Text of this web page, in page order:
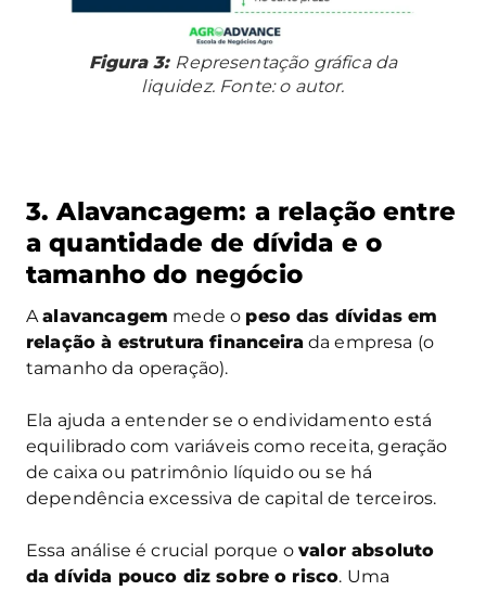
Figura 3: Representação gráfica da
liquidez. Fonte: o autor.
3. Alavancagem: a relação entre
a quantidade de dívida e o
tamanho do negócio
Aalavancagem mede o peso das dívidas em
relação à estrutura financeirada empresa (o
tamanho da operação).
Ela ajuda a entender se o endividamento está
equilibrado com variáveis como receita, geração
de caixa ou patrimônio líquido ou se há
dependência excessiva de capital de terceiros.
Essa análise é crucial porque ovalor absoluto
da dívida pouco diz sobre o risco. Uma